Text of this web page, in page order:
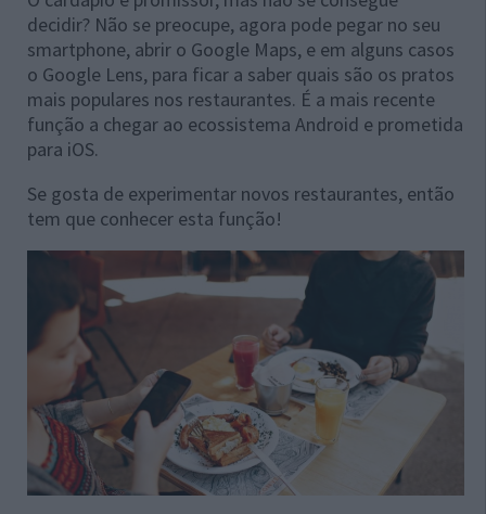
decidir? Não se preocupe, agora pode pegar no seu
smartphone, abrir o Google Maps, e em alguns casos
o Google Lens, para ficar a saber quais são os pratos
mais populares nos restaurantes. É a mais recente
função a chegar ao ecossistema Android e prometida
para iOS.
Se gosta de experimentar novos restaurantes, então
tem que conhecer esta função!